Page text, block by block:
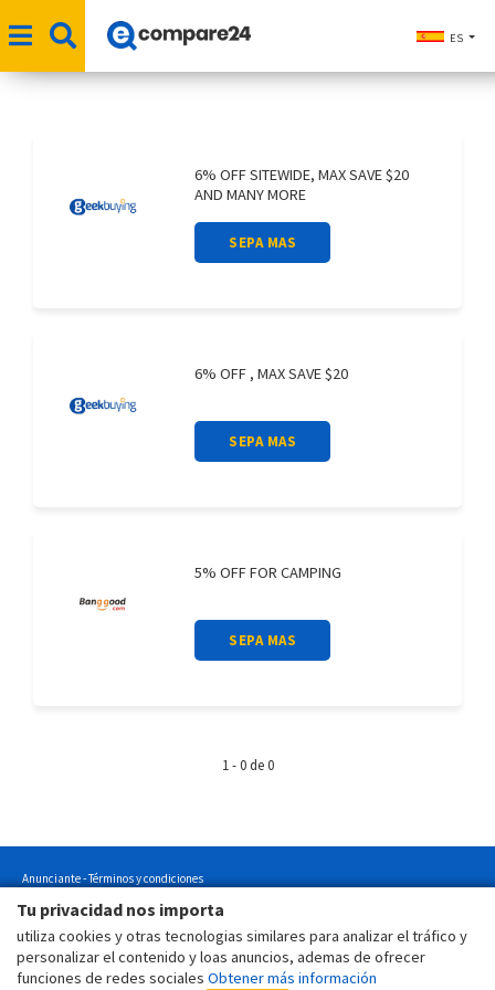
Tu privacidad nos importa
utiliza cookies y otras tecnologias similares para analizar el tráfico y
personalizar el contenido y loas anuncios, ademas de ofrecer
funciones de redes sociales Obtener más información
ES
6% OFF SITEWIDE, MAX SAVE $20
AND MANY MORE
SEPA MAS
6% OFF , MAX SAVE $20
SEPA MAS
5% OFF FOR CAMPING
SEPA MAS
1 - 0 de 0
Anunciante - Términos y condiciones
Usuario - Términos y condiciones
Usuario - Política de privacidad
Usuario - Política de cookies